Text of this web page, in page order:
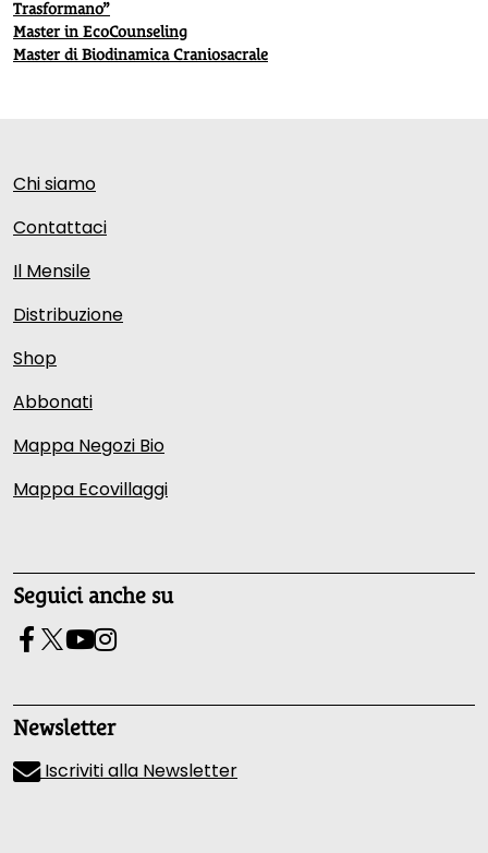
Trasformano”
Master in EcoCounseling
Master di Biodinamica Craniosacrale
Chi siamo
Contattaci
Il Mensile
Distribuzione
Shop
Abbonati
Mappa Negozi Bio
Mappa Ecovillaggi
Seguici anche su
Newsletter
Iscriviti alla Newsletter